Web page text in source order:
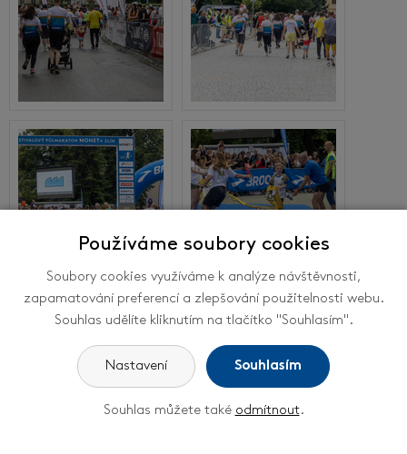
Používáme soubory cookies
Soubory cookies využíváme k analýze návštěvnosti,
zapamatování preferencí a zlepšování použitelnosti webu.
Souhlas udělíte kliknutím na tlačítko "Souhlasím".
Nastavení Souhlasím
Souhlas můžete také odmítnout.